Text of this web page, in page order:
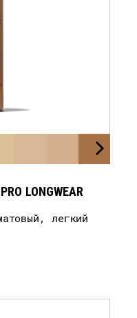
LONGWEAR
легкий